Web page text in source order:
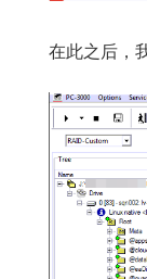
在此之后，